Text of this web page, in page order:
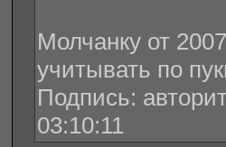
Молчанку от
учитывать по
Подпись:
03:10:11